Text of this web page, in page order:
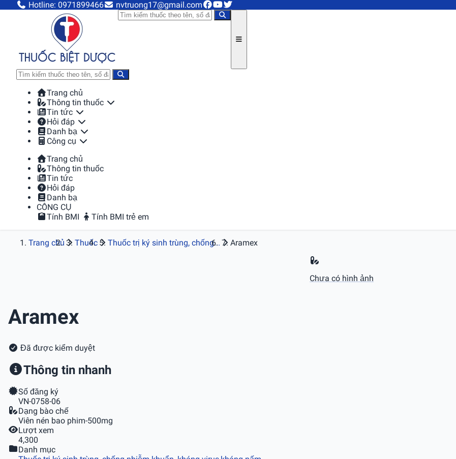
Hotline: 0971899466 nvtruong17@gmail.com
Trang chủ
Thông tin thuốc
Tin tức
Hỏi đáp
Danh bạ
Công cụ
Trang chủ
Thông tin thuốc
Tin tức
Hỏi đáp
Danh bạ
CÔNG CỤ
Tính BMI
Tính BMI trẻ em
Trang chủ Thuốc Thuốc trị ký sinh trùng, chống... Aramex
Chưa có hình ảnh
Aramex
Đã được kiểm duyệt
Thông tin nhanh
Số đăng ký
VN-0758-06
Dạng bào chế
Viên nén bao phim-500mg
Lượt xem
4,300
Danh mục